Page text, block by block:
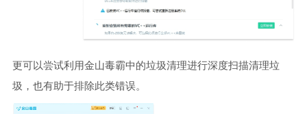
更可以尝试利用金山毒霸中的垃圾清理进行深度扫描清理垃
圾，也有助于排除此类错误。